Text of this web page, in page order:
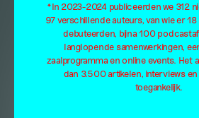
*In 2023-2024 publiceerden we 312
97 verschillende auteurs, van wie er
debuteerden, bijna 100
langlopende samenwerkingen,
zaalprogramma en online events. Het
dan 3.500 artikelen, interviews
toegankelijk.